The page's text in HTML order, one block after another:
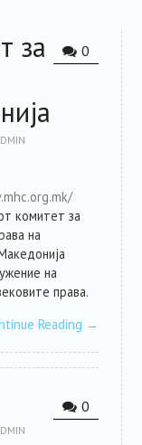
0
за
комитет за
на
на
права.
Reading →
0